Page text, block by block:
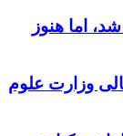
اما هنوز
وزارت علوم